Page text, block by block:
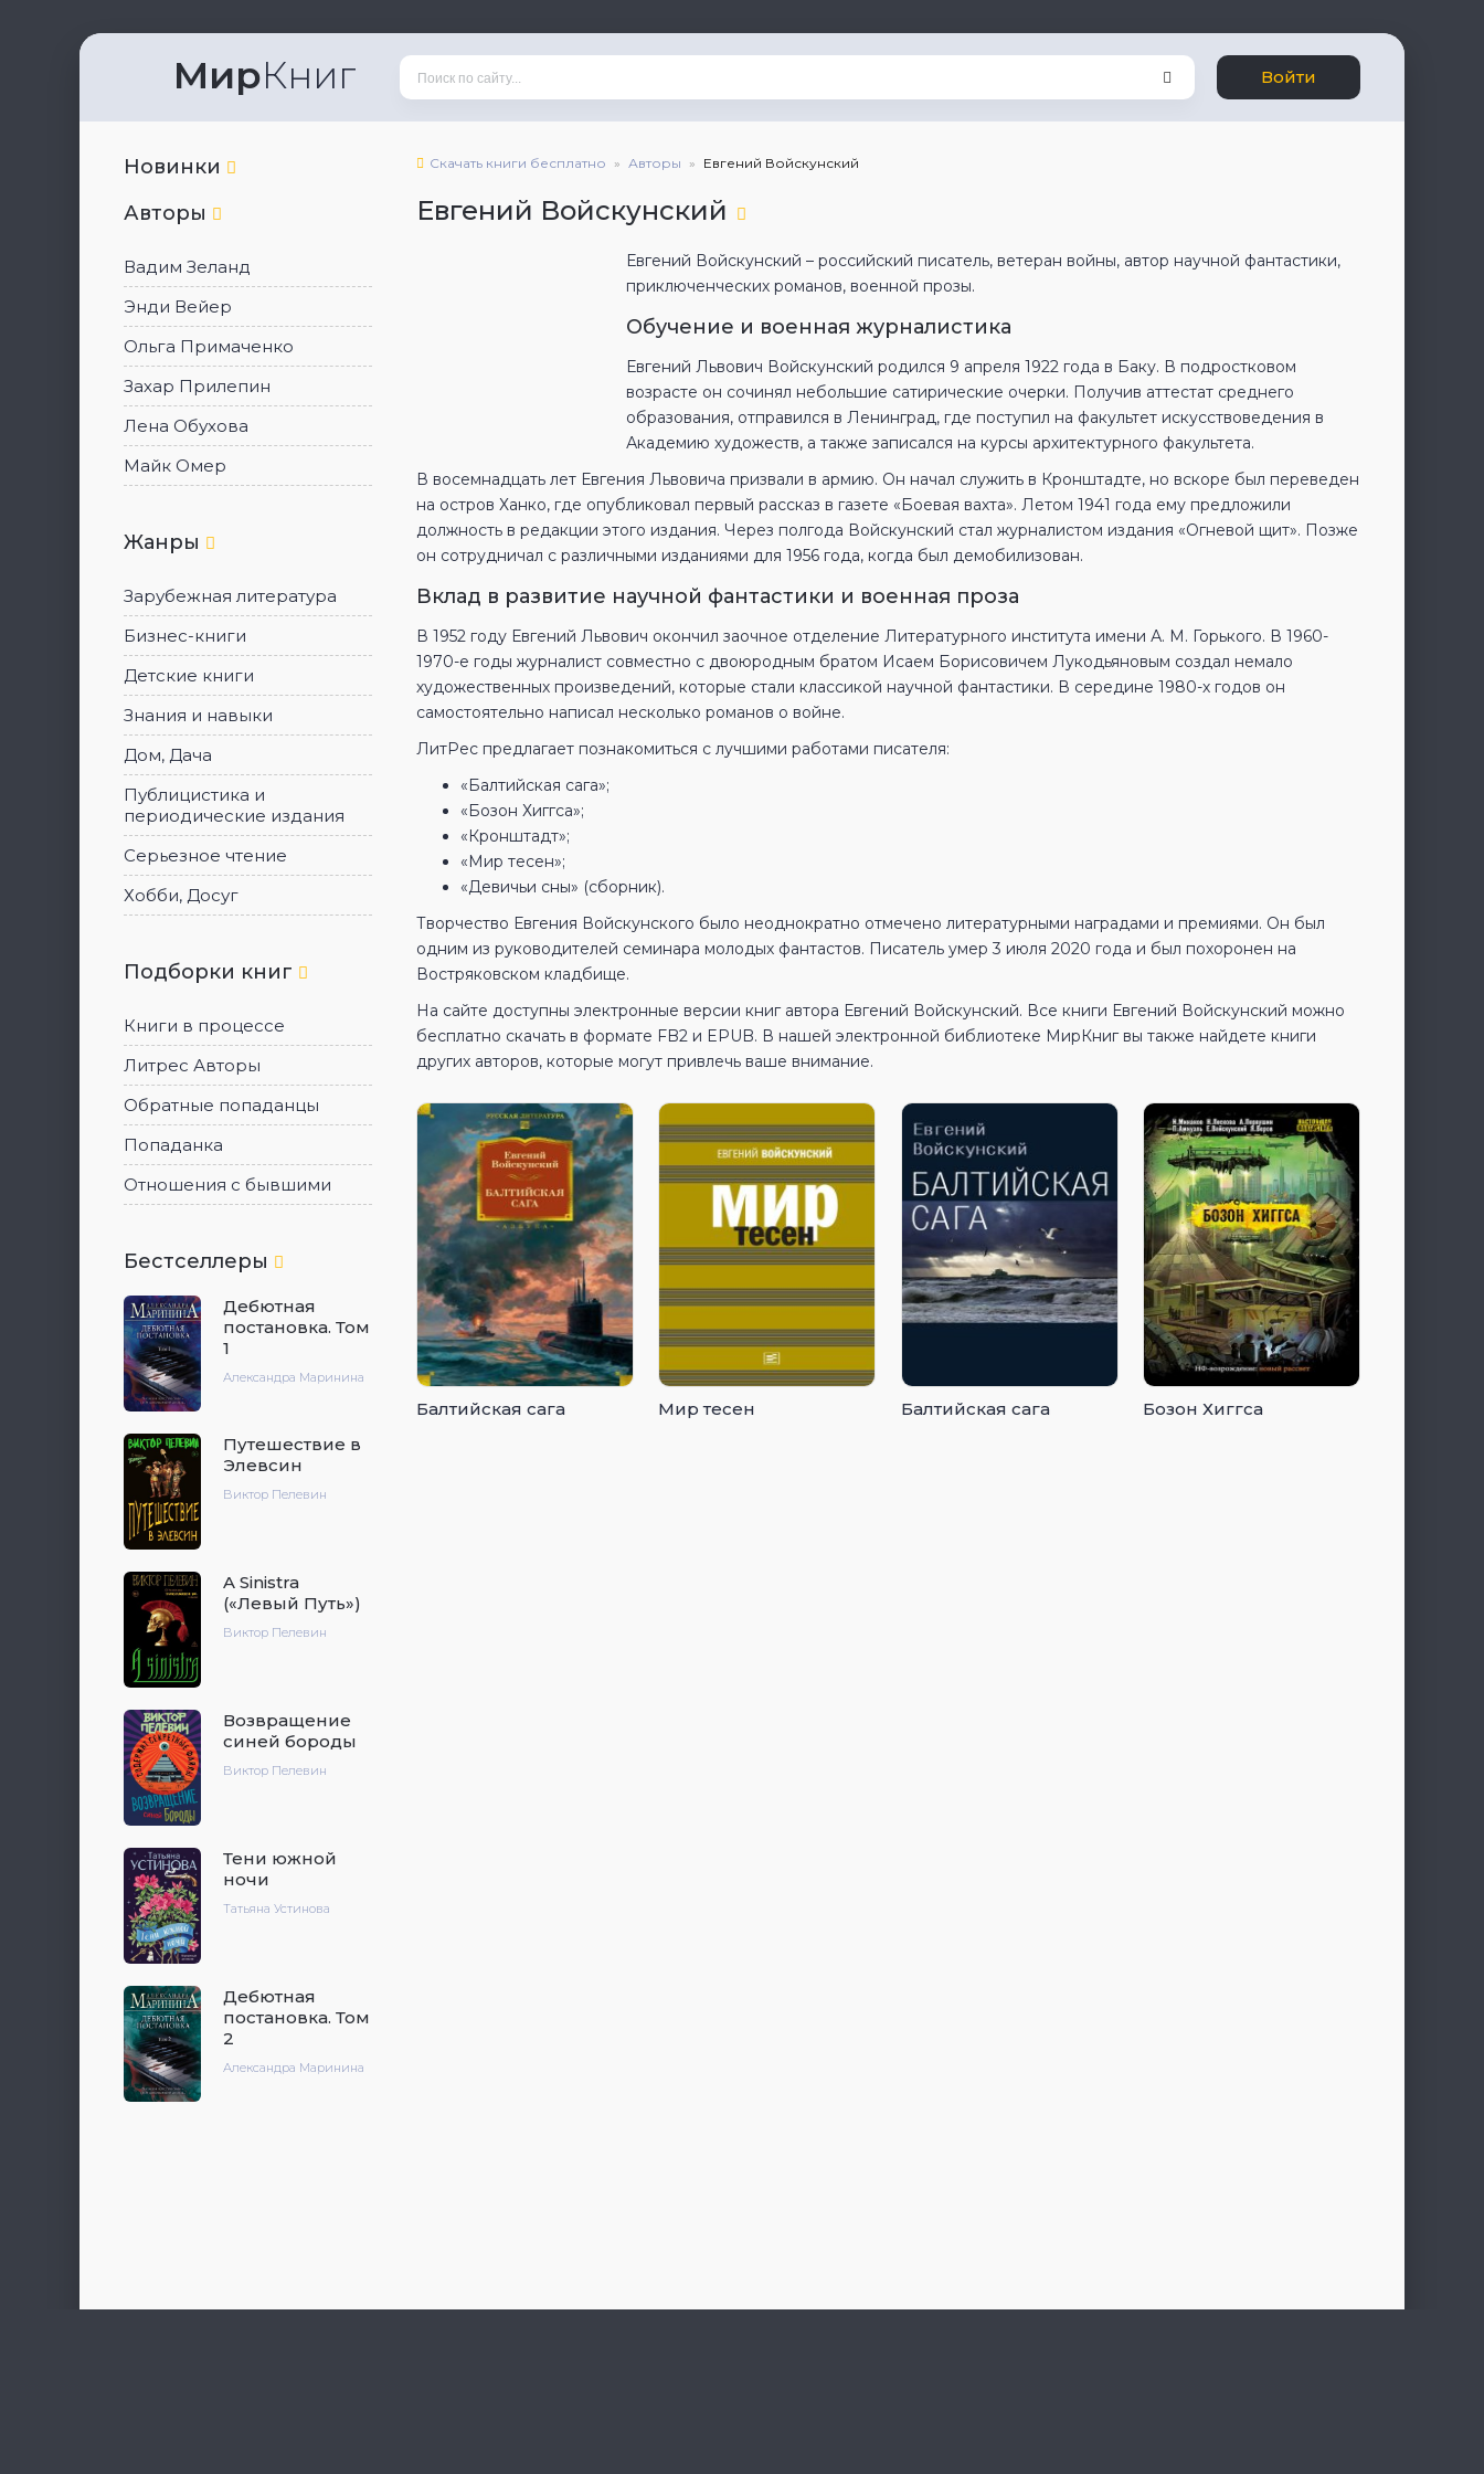
МирКниг Войти
Новинки
Авторы
Вадим Зеланд
Энди Вейер
Ольга Примаченко
Захар Прилепин
Лена Обухова
Майк Омер
Жанры
Зарубежная литература
Бизнес-книги
Детские книги
Знания и навыки
Дом, Дача
Публицистика и
периодические издания
Серьезное чтение
Хобби, Досуг
Подборки книг
Книги в процессе
Литрес Авторы
Обратные попаданцы
Попаданка
Отношения с бывшими
Бестселлеры
Дебютная
постановка. Том
1
Александра Маринина
Путешествие в
Элевсин
Виктор Пелевин
A Sinistra
(«Левый Путь»)
Виктор Пелевин
Возвращение
синей бороды
Виктор Пелевин
Тени южной
ночи
Татьяна Устинова
Дебютная
постановка. Том
2
Александра Маринина
Скачать книги бесплатно Авторы Евгений Войскунский
Евгений Войскунский
Евгений Войскунский – российский писатель, ветеран войны, автор научной фантастики,
приключенческих романов, военной прозы.
Обучение и военная журналистика
Евгений Львович Войскунский родился 9 апреля 1922 года в Баку. В подростковом
возрасте он сочинял небольшие сатирические очерки. Получив аттестат среднего
образования, отправился в Ленинград, где поступил на факультет искусствоведения в
Академию художеств, а также записался на курсы архитектурного факультета.
В восемнадцать лет Евгения Львовича призвали в армию. Он начал служить в Кронштадте, но вскоре был переведен
на остров Ханко, где опубликовал первый рассказ в газете «Боевая вахта». Летом 1941 года ему предложили
должность в редакции этого издания. Через полгода Войскунский стал журналистом издания «Огневой щит». Позже
он сотрудничал с различными изданиями для 1956 года, когда был демобилизован.
Вклад в развитие научной фантастики и военная проза
В 1952 году Евгений Львович окончил заочное отделение Литературного института имени А. М. Горького. В 1960-
1970-е годы журналист совместно с двоюродным братом Исаем Борисовичем Лукодьяновым создал немало
художественных произведений, которые стали классикой научной фантастики. В середине 1980-х годов он
самостоятельно написал несколько романов о войне.
ЛитРес предлагает познакомиться с лучшими работами писателя:
«Балтийская сага»;
«Бозон Хиггса»;
«Кронштадт»;
«Мир тесен»;
«Девичьи сны» (сборник).
Творчество Евгения Войскунского было неоднократно отмечено литературными наградами и премиями. Он был
одним из руководителей семинара молодых фантастов. Писатель умер 3 июля 2020 года и был похоронен на
Востряковском кладбище.
На сайте доступны электронные версии книг автора Евгений Войскунский. Все книги Евгений Войскунский можно
бесплатно скачать в формате FB2 и EPUB. В нашей электронной библиотеке МирКниг вы также найдете книги
других авторов, которые могут привлечь ваше внимание.
Балтийская сага Мир тесен Балтийская сага Бозон Хиггса